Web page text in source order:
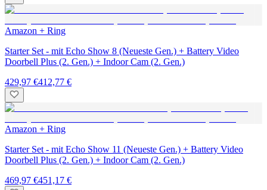
Amazon + Ring
Starter Set - mit Echo Show 8 (Neueste Gen.) + Battery Video
Doorbell Plus (2. Gen.) + Indoor Cam (2. Gen.)
429,97 €412,77 €
Amazon + Ring
Starter Set - mit Echo Show 11 (Neueste Gen.) + Battery Video
Doorbell Plus (2. Gen.) + Indoor Cam (2. Gen.)
469,97 €451,17 €